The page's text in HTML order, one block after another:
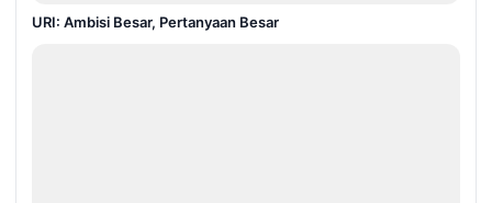
URI: Ambisi Besar, Pertanyaan Besar